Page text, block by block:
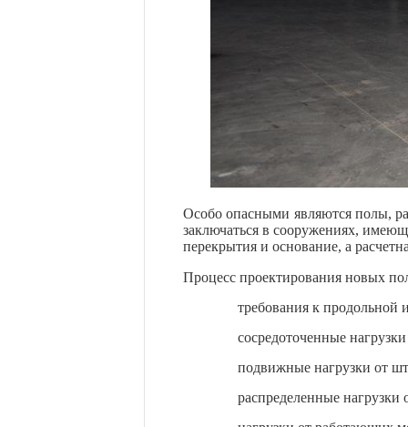
Особо опасными являются полы,
заключаться в сооружениях,
перекрытия и основание, а
Процесс проектирования новых
требования к продольной
сосредоточенные
подвижные нагрузки от
распределенные нагрузки